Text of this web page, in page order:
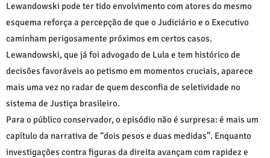
Lewandowski pode ter tido envolvimento com atores do mesmo
esquema reforça a percepção de que o Judiciário e o Executivo
caminham perigosamente próximos em certos casos.
Lewandowski, que já foi advogado de Lula e tem histórico de
decisões favoráveis ao petismo em momentos cruciais, aparece
mais uma vez no radar de quem desconfia de seletividade no
sistema de Justiça brasileiro.
Para o público conservador, o episódio não é surpresa: é mais um
capítulo da narrativa de “dois pesos e duas medidas”. Enquanto
investigações contra figuras da direita avançam com rapidez e